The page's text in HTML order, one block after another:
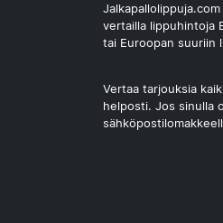
vertailla lippuhintoja
tai Euroopan suuriin
Vertaa tarjouksia
helposti. Jos sinulla